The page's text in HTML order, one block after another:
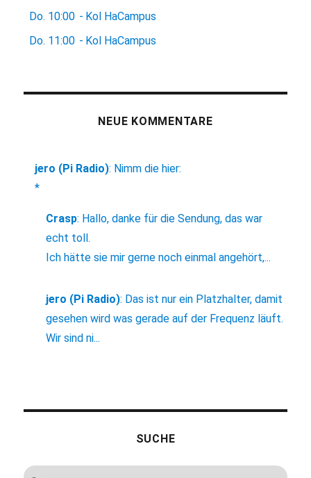
Do. 10:00 - Kol HaCampus
Do. 11:00 - Kol HaCampus
NEUE KOMMENTARE
jero (Pi Radio): Nimm die hier:
*
Crasp: Hallo, danke für die Sendung, das war
echt toll.
Ich hätte sie mir gerne noch einmal angehört,...
jero (Pi Radio): Das ist nur ein Platzhalter, damit
gesehen wird was gerade auf der Frequenz läuft.
Wir sind ni...
SUCHE